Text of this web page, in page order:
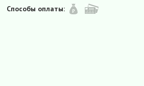
Способы оплаты: